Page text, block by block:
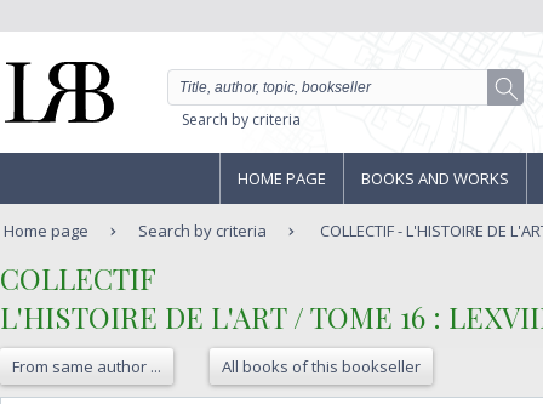
Search by criteria
HOME PAGE BOOKS AND WORKS
Home page Search by criteria COLLECTIF - L'HISTOIRE DE
‎COLLECTIF‎
‎L'HISTOIRE DE L'ART / TOME 16 :
From same author ... All books of this bookseller